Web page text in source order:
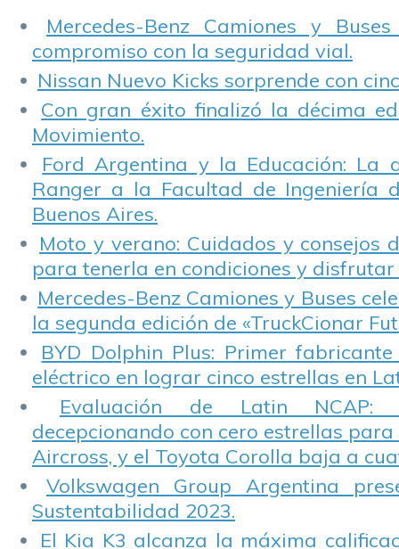
Mercedes-Benz Camiones y
compromiso con la seguridad vial.
Nissan Nuevo Kicks sorprende con
Con gran éxito finalizó la décima
Movimiento.
Ford Argentina y la Educación: La
Ranger a la Facultad de Ingeniería
Buenos Aires.
Moto y verano: Cuidados y consejos
para tenerla en condiciones y disfrutar
Mercedes-Benz Camiones y Buses
la segunda edición de «TruckCionar
BYD Dolphin Plus: Primer
eléctrico en lograr cinco estrellas en
Evaluación de Latin NCAP:
decepcionando con cero estrellas para
Aircross, y el Toyota Corolla baja a
Volkswagen Group Argentina
Sustentabilidad 2023.
El Kia K3 alcanza la máxima